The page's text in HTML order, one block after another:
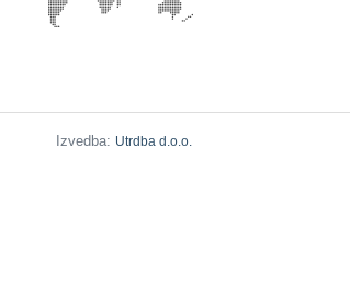
Izvedba: Utrdba d.o.o.